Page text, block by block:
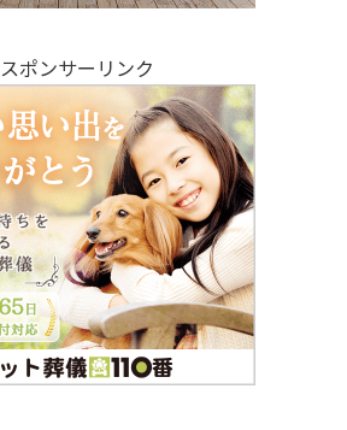
スポンサーリンク